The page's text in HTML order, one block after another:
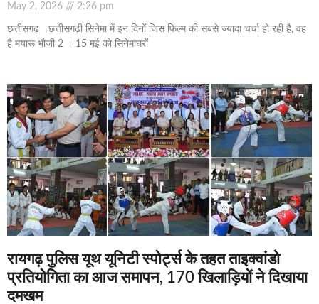
May 2, 2026 2:26 pm
छत्तीसगढ़ ।छत्तीसगढ़ी सिनेमा में इन दिनों जिस फिल्म की सबसे ज्यादा चर्चा हो रही है, वह
है मयारू भौजी 2 । 15 मई को सिनेमाघरों
रायगढ़ पुलिस यूथ यूनिटी स्पोर्ट्स के तहत ताइक्वांडो
प्रतियोगिता का आज समापन, 170 खिलाड़ियों ने दिखाया
दमखम